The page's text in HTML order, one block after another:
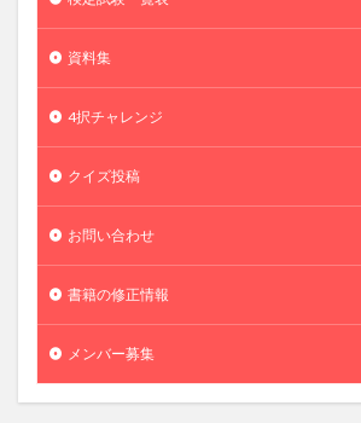
資料集
4択チャレンジ
クイズ投稿
お問い合わせ
書籍の修正情報
メンバー募集